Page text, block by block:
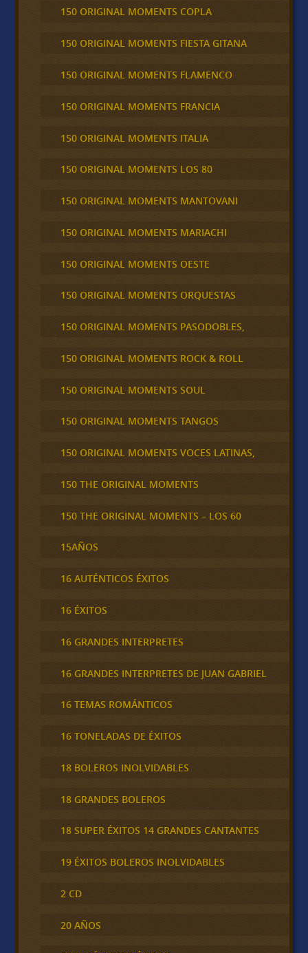
150 ORIGINAL MOMENTS COPLA
150 ORIGINAL MOMENTS FIESTA GITANA
150 ORIGINAL MOMENTS FLAMENCO
150 ORIGINAL MOMENTS FRANCIA
150 ORIGINAL MOMENTS ITALIA
150 ORIGINAL MOMENTS LOS 80
150 ORIGINAL MOMENTS MANTOVANI
150 ORIGINAL MOMENTS MARIACHI
150 ORIGINAL MOMENTS OESTE
150 ORIGINAL MOMENTS ORQUESTAS
150 ORIGINAL MOMENTS PASODOBLES,
150 ORIGINAL MOMENTS ROCK & ROLL
150 ORIGINAL MOMENTS SOUL
150 ORIGINAL MOMENTS TANGOS
150 ORIGINAL MOMENTS VOCES LATINAS,
150 THE ORIGINAL MOMENTS
150 THE ORIGINAL MOMENTS – LOS 60
15AÑOS
16 AUTÉNTICOS ÉXITOS
16 ÉXITOS
16 GRANDES INTERPRETES
16 GRANDES INTERPRETES DE JUAN GABRIEL
16 TEMAS ROMÁNTICOS
16 TONELADAS DE ÉXITOS
18 BOLEROS INOLVIDABLES
18 GRANDES BOLEROS
18 SUPER ÉXITOS 14 GRANDES CANTANTES
19 ÉXITOS BOLEROS INOLVIDABLES
2 CD
20 AÑOS